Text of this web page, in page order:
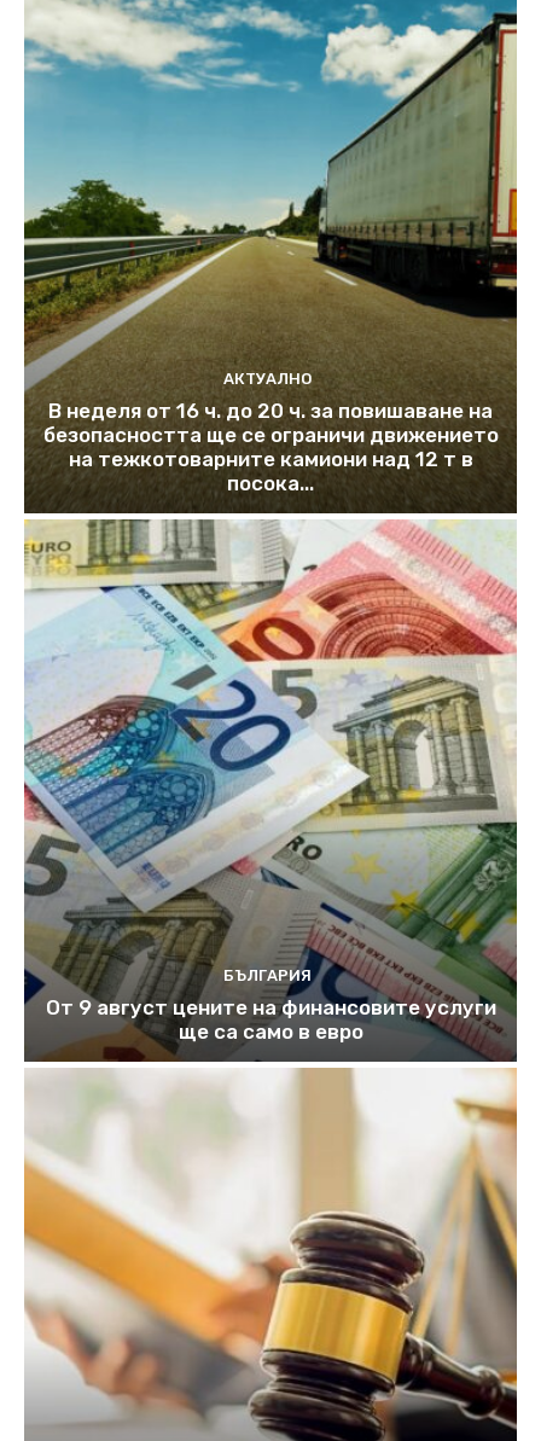
АКТУАЛНО
В неделя от 16 ч. до 20 ч. за повишаване на
безопасността ще се ограничи движението
на тежкотоварните камиони над 12 т в
посока...
БЪЛГАРИЯ
От 9 август цените на финансовите услуги
ще са само в евро